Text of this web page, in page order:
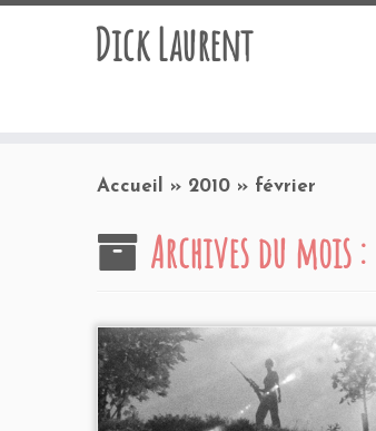
Dick Laurent
Accueil » 2010 » février
Archives du mois :